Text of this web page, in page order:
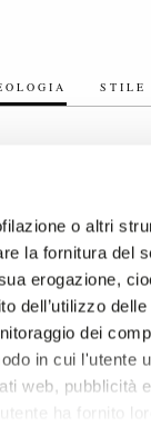
o altri
la fornitura del
erogazione,
dell’utilizzo
dei
in cui l'utente
web, pubblicità
ha fornito
STILE